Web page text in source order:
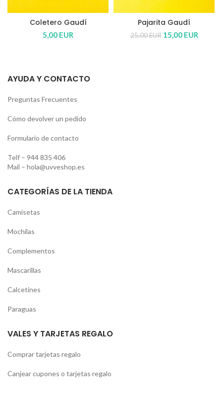
Coletero Gaudí
5,00 EUR
Pajarita Gaudí
25,00EUR El
15,00 EUREl
AYUDA Y CONTACTO
Preguntas Frecuentes
Cómo devolver un pedido
Formulario de contacto
Telf – 944 835 406
Mail – hola@uvveshop.es
CATEGORÍAS DE LA TIENDA
Camisetas
Mochilas
Complementos
Mascarillas
Calcetines
Paraguas
VALES Y TARJETAS REGALO
Comprar tarjetas regalo
Canjear cupones o tarjetas regalo